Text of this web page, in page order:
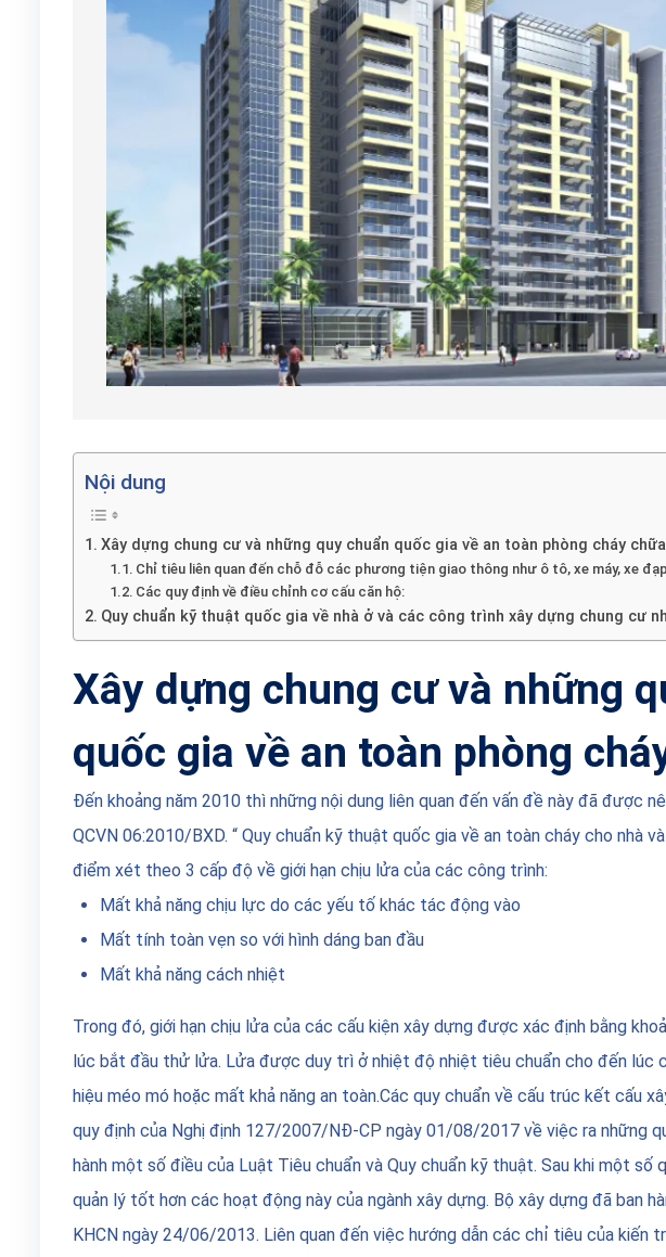
Nội dung
Xây dựng chung cư và những quy chuẩn quốc gia về an toàn phòng cháy
Chỉ tiêu liên quan đến chỗ đỗ các phương tiện giao thông như ô tô, xe máy, xe
Các quy định về điều chỉnh cơ cấu căn hộ:
Quy chuẩn kỹ thuật quốc gia về nhà ở và các công trình xây dựng chung cư
Xây dựng chung cư và những
quốc gia về an toàn phòng
Đến khoảng năm 2010 thì những nội dung liên quan đến vấn đề này đã được
QCVN 06:2010/BXD. “ Quy chuẩn kỹ thuật quốc gia về an toàn cháy cho nhà và
điểm xét theo 3 cấp độ về giới hạn chịu lửa của các công trình:
Mất khả năng chịu lực do các yếu tố khác tác động vào
Mất tính toàn vẹn so với hình dáng ban đầu
Mất khả năng cách nhiệt
Trong đó, giới hạn chịu lửa của các cấu kiện xây dựng được xác định bằng
lúc bắt đầu thử lửa. Lửa được duy trì ở nhiệt độ nhiệt tiêu chuẩn cho đến lúc
hiệu méo mó hoặc mất khả năng an toàn.Các quy chuẩn về cấu trúc kết cấu
quy định của Nghị định 127/2007/NĐ-CP ngày 01/08/2017 về việc ra những
hành một số điều của Luật Tiêu chuẩn và Quy chuẩn kỹ thuật. Sau khi một số
quản lý tốt hơn các hoạt động này của ngành xây dựng. Bộ xây dựng đã ban
KHCN ngày 24/06/2013. Liên quan đến việc hướng dẫn các chỉ tiêu của kiến